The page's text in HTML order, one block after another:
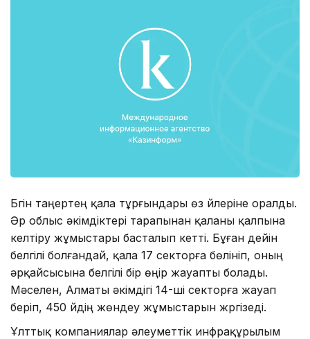
Бүгін таңертең қала тұрғындары өз үйлеріне оралды.
Әр облыс әкімдіктері тарапынан қаланы қалпына
келтіру жұмыстары басталып кетті. Бұған дейін
белгілі болғандай, қала 17 секторға бөлініп, оның
әрқайсысына белгілі бір өңір жауапты болады.
Мәселен, Алматы әкімдігі 14-ші секторға жауап
беріп, 450 үйдің жөндеу жұмыстарын жүргізеді.
Ұлттық компаниялар әлеуметтік инфрақұрылым